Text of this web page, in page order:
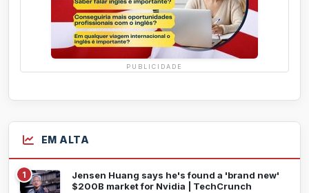
PUBLICIDADE
EM ALTA
1
Jensen Huang says he's found a 'brand new'
$200B market for Nvidia | TechCrunch